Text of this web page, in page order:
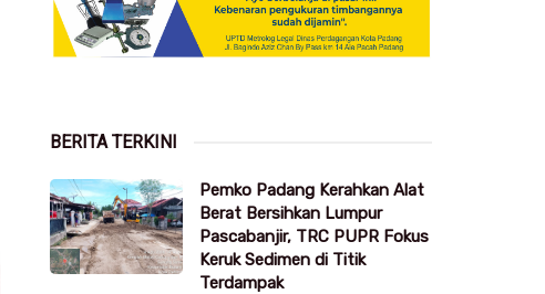
BERITA TERKINI
Pemko Padang Kerahkan Alat
Berat Bersihkan Lumpur
Pascabanjir, TRC PUPR Fokus
Keruk Sedimen di Titik
Terdampak